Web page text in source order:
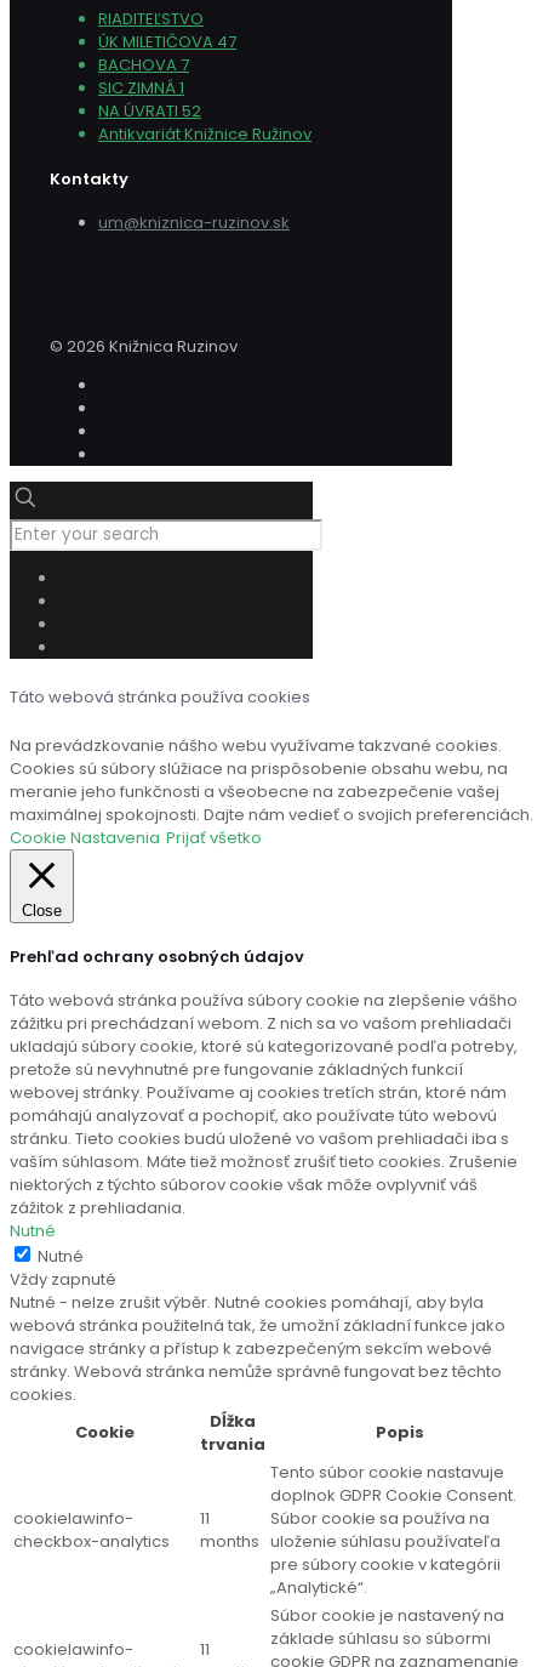
RIADITEĽSTVO
ÚK MILETIČOVA 47
BACHOVA 7
SIC ZIMNÁ 1
NA ÚVRATI 52
Antikvariát Knižnice Ružinov
Kontakty
um@kniznica-ruzinov.sk
© 2026 Knižnica Ruzinov
Táto webová stránka používa cookies
Na prevádzkovanie nášho webu využívame takzvané cookies.
Cookies sú súbory slúžiace na prispôsobenie obsahu webu, na
meranie jeho funkčnosti a všeobecne na zabezpečenie vašej
maximálnej spokojnosti. Dajte nám vedieť o svojich preferenciách.
Cookie Nastavenia Prijať všetko
Close
Prehľad ochrany osobných údajov
Táto webová stránka používa súbory cookie na zlepšenie vášho
zážitku pri prechádzaní webom. Z nich sa vo vašom prehliadači
ukladajú súbory cookie, ktoré sú kategorizované podľa potreby,
pretože sú nevyhnutné pre fungovanie základných funkcií
webovej stránky. Používame aj cookies tretích strán, ktoré nám
pomáhajú analyzovať a pochopiť, ako používate túto webovú
stránku. Tieto cookies budú uložené vo vašom prehliadači iba s
vaším súhlasom. Máte tiež možnosť zrušiť tieto cookies. Zrušenie
niektorých z týchto súborov cookie však môže ovplyvniť váš
zážitok z prehliadania.
Nutné
Nutné
Vždy zapnuté
Nutné - nelze zrušit výběr. Nutné cookies pomáhají, aby byla
webová stránka použitelná tak, že umožní základní funkce jako
navigace stránky a přístup k zabezpečeným sekcím webové
stránky. Webová stránka nemůže správně fungovat bez těchto
cookies.
Cookie
Dĺžka
trvania
Popis
cookielawinfo-
checkbox-analytics
11
months
Tento súbor cookie nastavuje
doplnok GDPR Cookie Consent.
Súbor cookie sa používa na
uloženie súhlasu používateľa
pre súbory cookie v kategórii
„Analytické“.
cookielawinfo-
11
Súbor cookie je nastavený na
základe súhlasu so súbormi
cookie GDPR na zaznamenanie